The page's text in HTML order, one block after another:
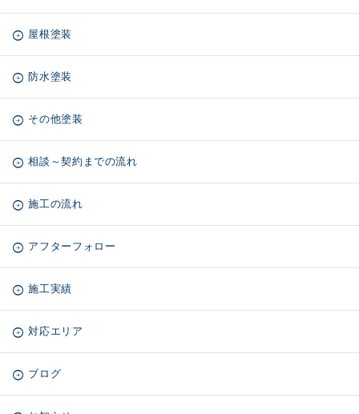
屋根塗装
防水塗装
その他塗装
相談～契約までの流れ
施工の流れ
アフターフォロー
施工実績
対応エリア
ブログ